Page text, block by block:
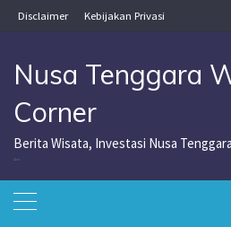
Skip
to
Disclaimer Kebijakan Privasi
Nusa Tenggara
Corner
Berita Wisata, Investasi Nusa Tenggara